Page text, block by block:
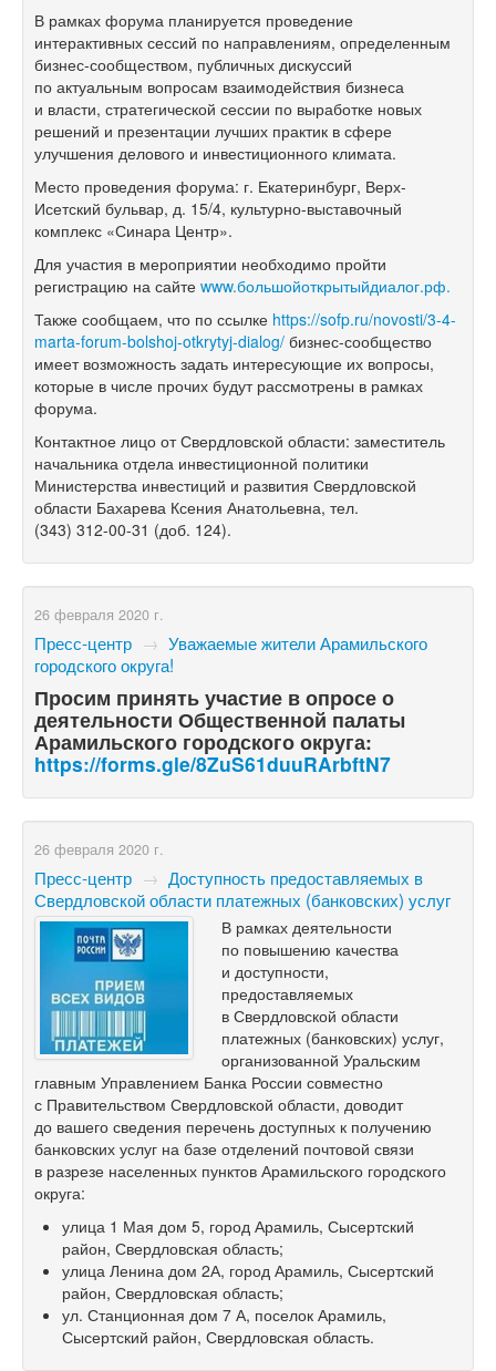
В рамках форума планируется проведение
интерактивных сессий по направлениям, определенным
бизнес-сообществом, публичных дискуссий
по актуальным вопросам взаимодействия бизнеса
и власти, стратегической сессии по выработке новых
решений и презентации лучших практик в сфере
улучшения делового и инвестиционного климата.
Место проведения форума: г. Екатеринбург, Верх-
Исетский бульвар, д. 15/4, культурно-выставочный
комплекс «Синара Центр».
Для участия в мероприятии необходимо пройти
регистрацию на сайте www.большойоткрытыйдиалог.рф.
Также сообщаем, что по ссылке https://sofp.ru/novosti/3-4-
marta-forum-bolshoj-otkrytyj-dialog/ бизнес-сообщество
имеет возможность задать интересующие их вопросы,
которые в числе прочих будут рассмотрены в рамках
форума.
Контактное лицо от Свердловской области: заместитель
начальника отдела инвестиционной политики
Министерства инвестиций и развития Свердловской
области Бахарева Ксения Анатольевна, тел.
(343) 312-00-31 (доб. 124).
26 февраля 2020 г.
Пресс-центр → Уважаемые жители Арамильского
городского округа!
Просим принять участие в опросе о
деятельности Общественной палаты
Арамильского городского округа:
https://forms.gle/8ZuS61duuRArbftN7
26 февраля 2020 г.
Пресс-центр → Доступность предоставляемых в
Свердловской области платежных (банковских) услуг
В рамках деятельности
по повышению качества
и доступности,
предоставляемых
в Свердловской области
платежных (банковских) услуг,
организованной Уральским
главным Управлением Банка России совместно
с Правительством Свердловской области, доводит
до вашего сведения перечень доступных к получению
банковских услуг на базе отделений почтовой связи
в разрезе населенных пунктов Арамильского городского
округа:
улица 1 Мая дом 5, город Арамиль, Сысертский
район, Свердловская область;
улица Ленина дом 2А, город Арамиль, Сысертский
район, Свердловская область;
ул. Станционная дом 7 А, поселок Арамиль,
Сысертский район, Свердловская область.